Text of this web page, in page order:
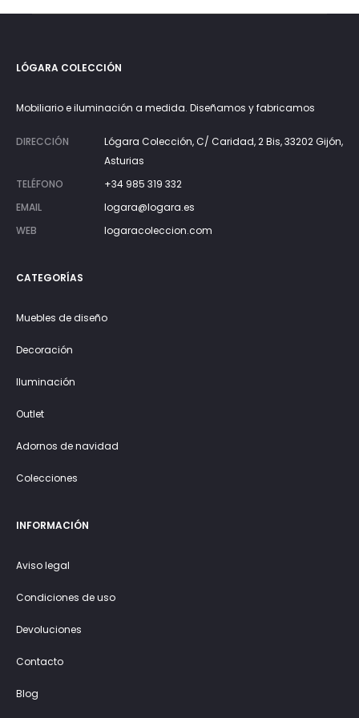
LÓGARA COLECCIÓN
Mobiliario e iluminación a medida. Diseñamos y fabricamos
DIRECCIÓN
Lógara Colección, C/ Caridad, 2 Bis, 33202 Gijón,
Asturias
TELÉFONO
+34 985 319 332
EMAIL
logara@logara.es
WEB
logaracoleccion.com
CATEGORÍAS
Muebles de diseño
Decoración
Iluminación
Outlet
Adornos de navidad
Colecciones
INFORMACIÓN
Aviso legal
Condiciones de uso
Devoluciones
Contacto
Blog